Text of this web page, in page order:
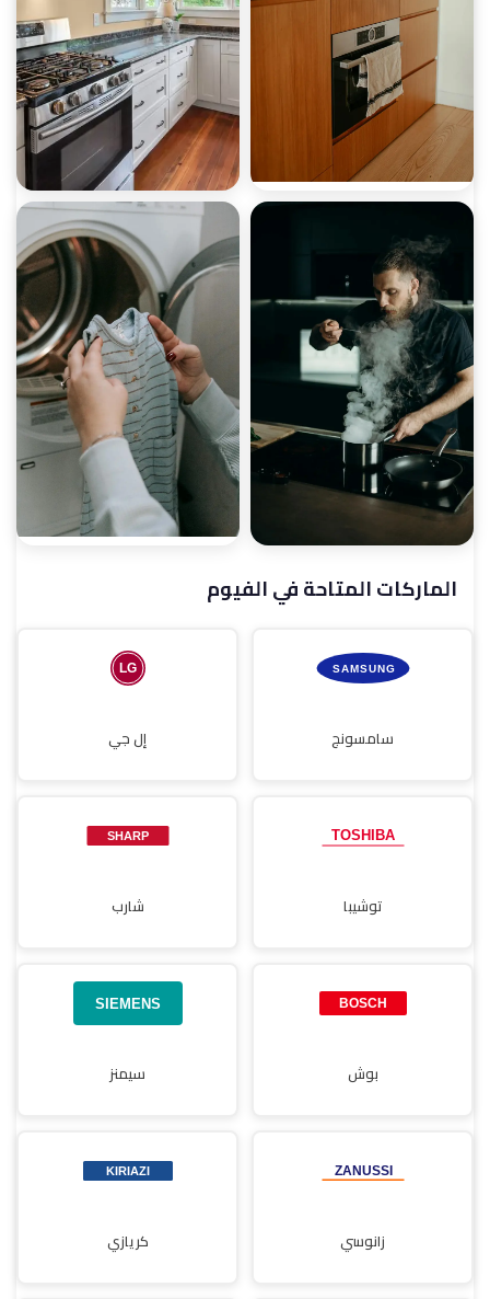
صيانة أفران صيانة شفاطات
صيانة مسطحات صيانة مجففات
الماركات المتاحة في الفيوم
سامسونج إل جي
توشيبا شارب
بوش سيمنز
زانوسي كريازي